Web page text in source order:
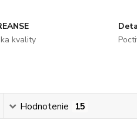
kvality
Hodnotenie 15